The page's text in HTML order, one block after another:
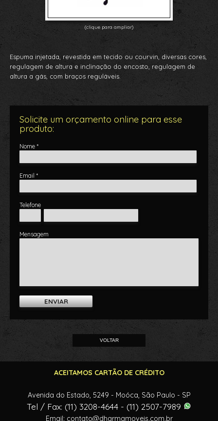
(clique para ampliar)
Espuma injetada, revestida em tecido ou courvin, diversas cores,
regulagem de altura e inclinação do encosto, regulagem de
altura a gás, com braços reguláveis.
Solicite um orçamento online para esse
produto:
Nome *
Email *
Telefone
Mensagem
ENVIAR
VOLTAR
ACEITAMOS CARTÃO DE CRÉDITO
Avenida do Estado, 5249 - Moóca, São Paulo - SP
Tel / Fax: (11) 3208-4644 - (11) 2507-7989
Email: contato@dharmamoveis.com.br